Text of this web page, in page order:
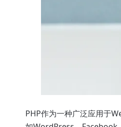
PHP作为一种广泛应用于